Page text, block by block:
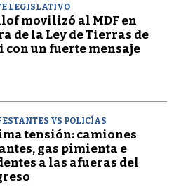
LEGISLATIVO
movilizó al MDF en
de la Ley de Tierras de
con un fuerte mensaje
VS POLICÍAS
tensión: camiones
gas pimienta e
a las afueras del